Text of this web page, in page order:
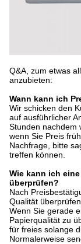
Q&A, zum etwas
anzubieten:
Wann kann ich
Wir schicken den
auf ausführlicher
Stunden nachdem
wenn Sie Preis
Nachfrage, bitte
treffen können.
Wie kann ich
überprüfen?
Nach
Qualität überprüfen.
Wenn Sie gerade
Papierqualität zu
für freies solange
Normalerweise